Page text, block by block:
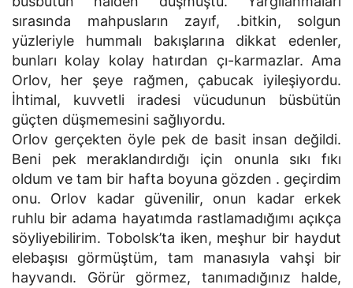
sırasında mahpusların zayıf, .bitkin, solgun
yüzleriyle hummalı bakışlarına dikkat edenler,
bunları kolay kolay hatırdan çı-karmazlar. Ama
Orlov, her şeye rağmen, çabucak iyileşiyordu.
İhtimal, kuvvetli iradesi vücudunun büsbütün
güçten düşmemesini sağlıyordu.
Orlov gerçekten öyle pek de basit insan değildi.
Beni pek meraklandırdığı için onunla sıkı fıkı
oldum ve tam bir hafta boyuna gözden . geçirdim
onu. Orlov kadar güvenilir, onun kadar erkek
ruhlu bir adama hayatımda rastlamadığımı açıkça
söyliyebilirim. Tobolsk’ta iken, meşhur bir haydut
elebaşısı görmüştüm, tam manasıyla vahşi bir
hayvandı. Görür görmez, tanımadığınız halde,